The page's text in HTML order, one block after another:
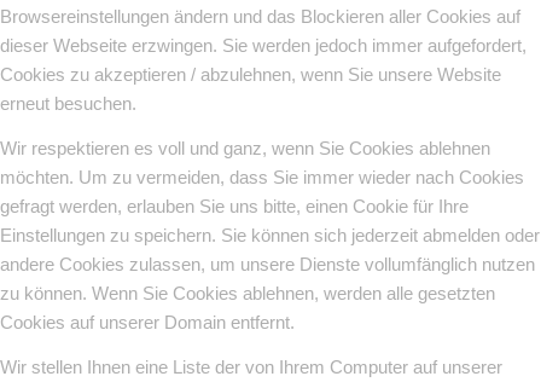
Browsereinstellungen ändern und das Blockieren aller Cookies auf
dieser Webseite erzwingen. Sie werden jedoch immer aufgefordert,
Cookies zu akzeptieren / abzulehnen, wenn Sie unsere Website
erneut besuchen.
Wir respektieren es voll und ganz, wenn Sie Cookies ablehnen
möchten. Um zu vermeiden, dass Sie immer wieder nach Cookies
gefragt werden, erlauben Sie uns bitte, einen Cookie für Ihre
Einstellungen zu speichern. Sie können sich jederzeit abmelden oder
andere Cookies zulassen, um unsere Dienste vollumfänglich nutzen
zu können. Wenn Sie Cookies ablehnen, werden alle gesetzten
Cookies auf unserer Domain entfernt.
Wir stellen Ihnen eine Liste der von Ihrem Computer auf unserer